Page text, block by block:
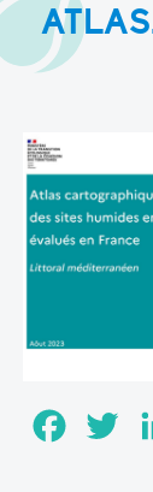
Facebook